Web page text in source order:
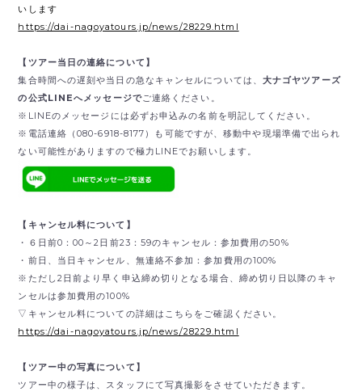
いします
https://dai-nagoyatours.jp/news/28229.html
【ツアー当日の連絡について】
集合時間への遅刻や当日の急なキャンセルについては、 大ナゴヤツアーズ
の公式LINEへメッセージでご連絡ください。
※LINEのメッセージには必ずお申込みの名前を明記してください。
※電話連絡（080-6918-8177）も可能ですが、移動中や現場準備で出られ
ない可能性がありますので極力LINEでお願いします。
【キャンセル料について】
・６日前0：00～2日前23：59のキャンセル：参加費用の50%
・前日、当日キャンセル、無連絡不参加：参加費用の100%
※ただし2日前より早く申込締め切りとなる場合、締め切り日以降のキャ
ンセルは参加費用の100%
▽キャンセル料についての詳細はこちらをご確認ください。
https://dai-nagoyatours.jp/news/28229.html
【ツアー中の写真について】
ツアー中の様子は、スタッフにて写真撮影をさせていただきます。